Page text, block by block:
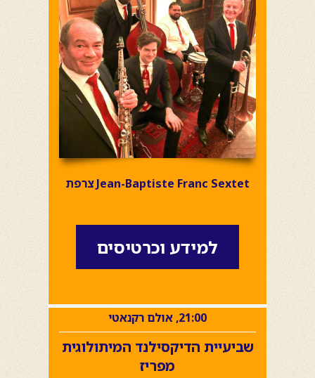
Jean-Baptiste Franc Sextet צרפת
למידע וכרטיסים
21:00, אולם רקנאטי
שביעיית הדיקסילנד המיתולוגית
מפריז